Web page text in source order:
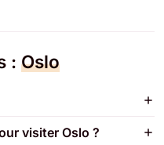
: Oslo
visiter Oslo ?